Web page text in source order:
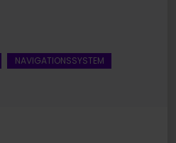
NAVIGATIONSSYSTEM